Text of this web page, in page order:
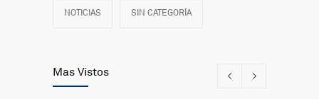
NOTICIAS SIN CATEGORÍA
Mas Vistos